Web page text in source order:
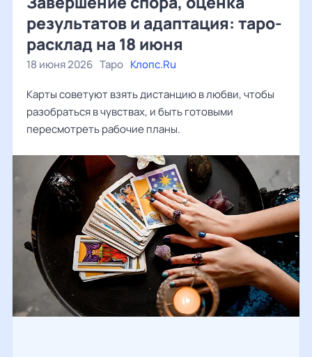
результатов и адаптация: таро-
расклад на 18 июня
18 июня 2026 Таро Клопс.Ru
Карты советуют взять дистанцию в любви, чтобы
разобраться в чувствах, и быть готовыми
пересмотреть рабочие планы.